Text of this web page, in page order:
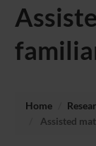
Home
Assisted